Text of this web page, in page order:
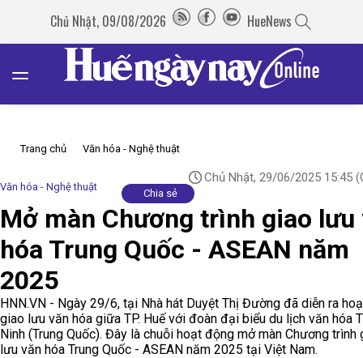
Chủ Nhật, 09/08/2026 HueNews
Trang chủ Văn hóa - Nghệ thuật
Văn hóa - Nghệ thuật
Chủ Nhật, 29/06/2025 15:45
Chia sẻ
Mở màn Chương trình giao lưu
hóa Trung Quốc - ASEAN năm
2025
HNN.VN - Ngày 29/6, tại Nhà hát Duyệt Thị Đường đã diễn ra
giao lưu văn hóa giữa TP. Huế với đoàn đại biểu du lịch văn hóa
Ninh (Trung Quốc). Đây là chuỗi hoạt động mở màn Chương trình
lưu văn hóa Trung Quốc - ASEAN năm 2025 tại Việt Nam.